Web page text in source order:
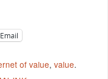
Email
of value,value.